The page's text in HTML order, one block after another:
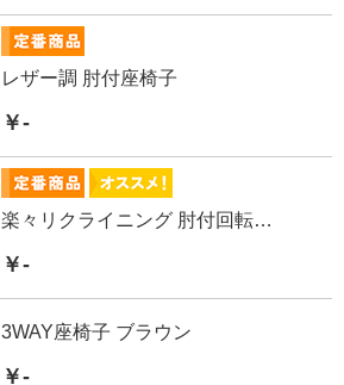
レザー調 肘付座椅子
￥-
楽々リクライニング 肘付回転座椅子
￥-
3WAY座椅子 ブラウン
￥-